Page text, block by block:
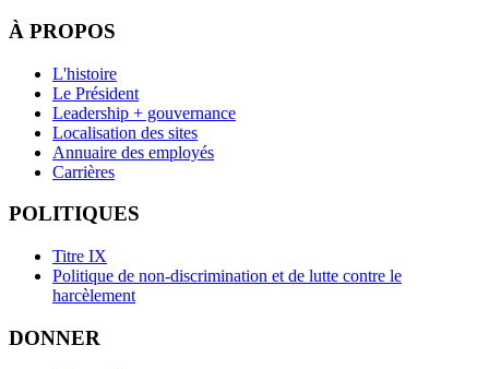
À PROPOS
L'histoire
Le Président
Leadership + gouvernance
Localisation des sites
Annuaire des employés
Carrières
POLITIQUES
Titre IX
Politique de non-discrimination et de lutte contre le
harcèlement
DONNER